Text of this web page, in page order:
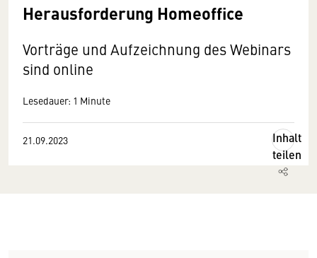
Herausforderung Homeoffice
Vorträge und Aufzeichnung des Webinars
sind online
Lesedauer: 1 Minute
21.09.2023
Inhalt
teilen